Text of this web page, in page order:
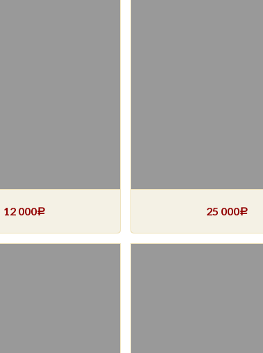
12 000Р 25 000Р